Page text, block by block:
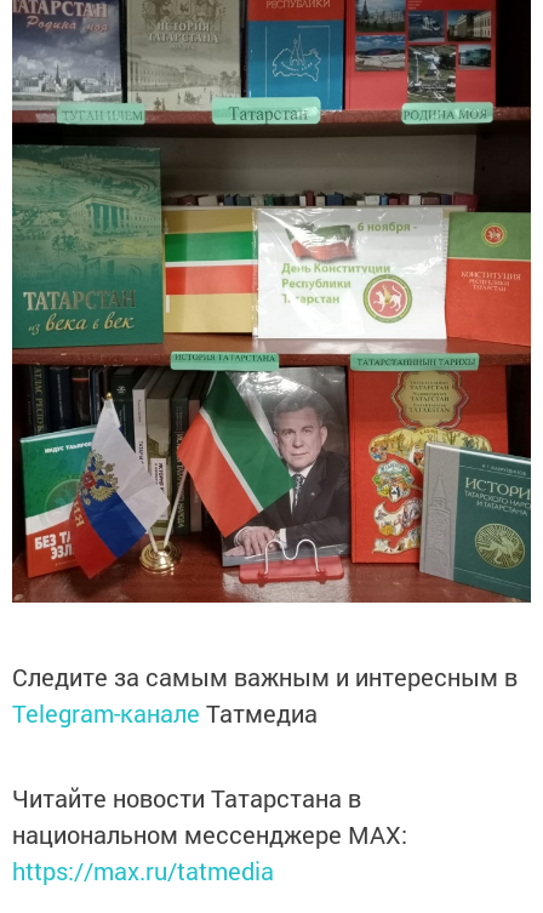
Следите за самым важным и интересным в
Telegram-канале Татмедиа
Читайте новости Татарстана в
национальном мессенджере MАХ:
https://max.ru/tatmedia